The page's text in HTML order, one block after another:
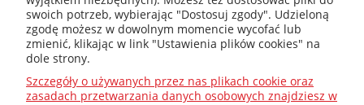
+48 32 415 31 65
swoich potrzeb, wybierając "Dostosuj zgody". Udzieloną
zgodę możesz w dowolnym momencie wycofać lub
zmienić, klikając w link "Ustawienia plików cookies" na
dole strony.
Szczegóły o używanych przez nas plikach cookie oraz
zasadach przetwarzania danych osobowych znajdziesz w